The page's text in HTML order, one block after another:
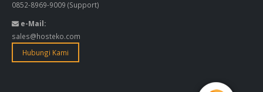
0852-8969-9009 (Support)
e-Mail:
sales@hosteko.com
Hubungi Kami